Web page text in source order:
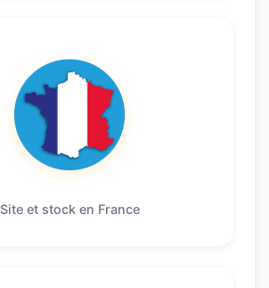
Site et stock en France